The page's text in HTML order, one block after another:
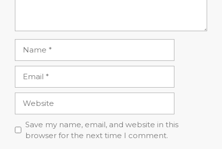
Save my name, email, and website in this
browser for the next time I comment.